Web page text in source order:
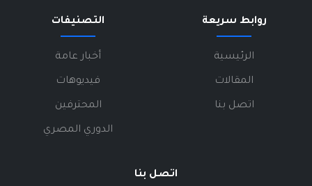
روابط سريعة
الرئيسية
المقالات
اتصل بنا
التصنيفات
أخبار عامة
فيديوهات
المحترفين
الدوري المصري
اتصل بنا